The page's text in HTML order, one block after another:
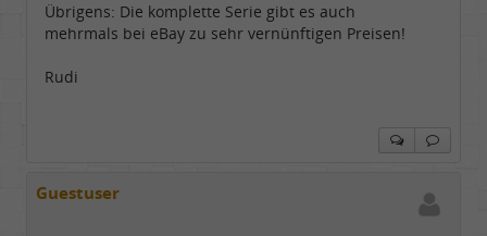
Übrigens: Die komplette Serie gibt es auch
mehrmals bei eBay zu sehr vernünftigen Preisen!
Rudi
Guestuser